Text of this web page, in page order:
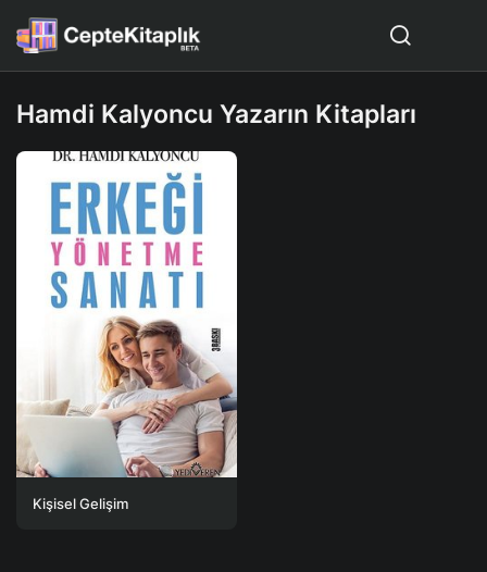
Hamdi Kalyoncu Yazarın Kitapları
Kişisel Gelişim